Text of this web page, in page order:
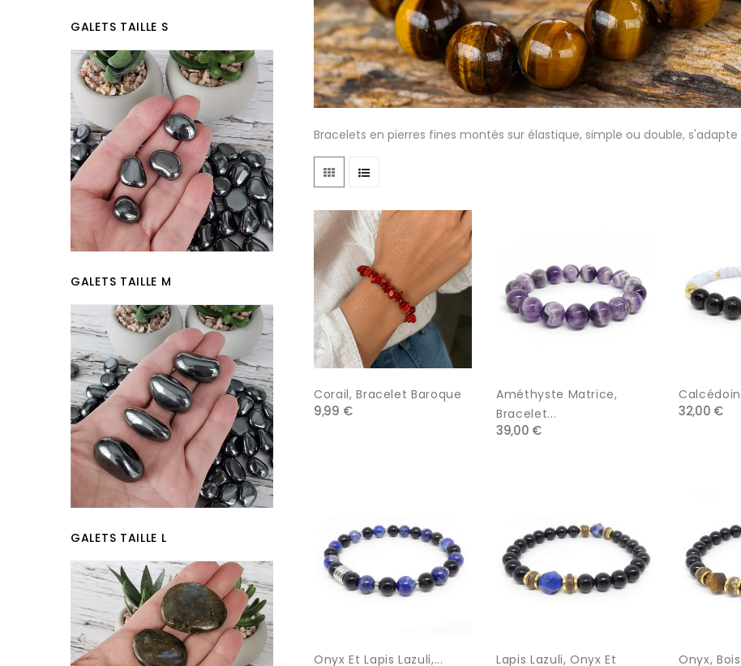
GALETS TAILLE S
GALETS TAILLE M
GALETS TAILLE L
Bracelets en pierres fines montés sur élastique, simple ou double,
Corail, Bracelet Baroque
9,99 €
Améthyste Matrice,
Bracelet...
39,00 €
32,00 €
Onyx Et Lapis Lazuli,...
Lapis Lazuli, Onyx Et
Onyx,